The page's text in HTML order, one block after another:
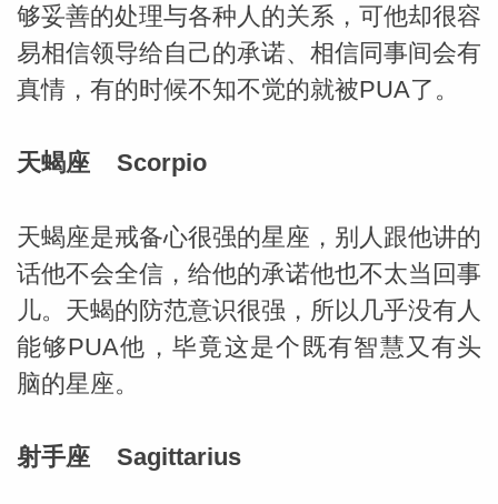
够妥善的处理与各种人的关系，可他却很容
易相信领导给自己的承诺、相信同事间会有
真情，有的时候不知不觉的就被PUA了。
天蝎座 Scorpio
天蝎座是戒备心很强的星座，别人跟他讲的
话他不会全信，给他的承诺他也不太当回事
儿。天蝎的防范意识很强，所以几乎没有人
能够PUA他，毕竟这是个既有智慧又有头
脑的星座。
射手座 Sagittarius